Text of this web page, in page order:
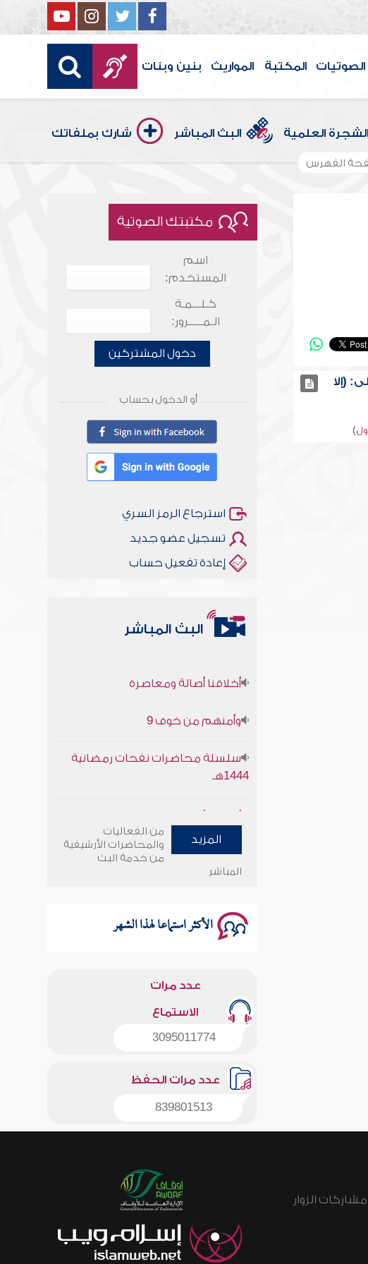
الصوتيات المكتبة المواريث بنين وبنات
الشجرة العلمية البث المباشر شارك بملفاتك
الفهرس
(إلا
مكتبتك الصوتية
اسم
المستخدم:
كـلـــمـة
الـمـــــرور:
دخول المشتركين
أو الدخول بحساب
استرجاع الرمز السري
تسجيل عضو جديد
إعادة تفعيل حساب
البث المباشر
1444هـ
وأمنهم من خوف 9
المزيد
من الفعاليات
والمحاضرات الأرشيفية
من خدمة البث
المباشر
الأكثر استماعا لهذا الشهر
عدد مرات
الاستماع
3095011774
عدد مرات الحفظ
839801513
مشاركات الزوار